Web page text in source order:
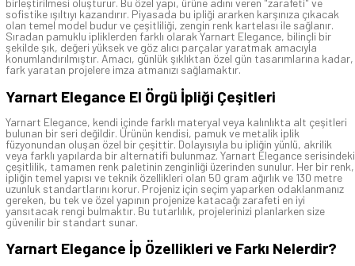
birleştirilmesi oluşturur. Bu özel yapı, ürüne adını veren "zarafeti" ve
sofistike ışıltıyı kazandırır. Piyasada bu ipliği ararken karşınıza çıkacak
olan temel model budur ve çeşitliliği, zengin renk kartelası ile sağlanır.
Sıradan pamuklu ipliklerden farklı olarak Yarnart Elegance, bilinçli bir
şekilde şık, değeri yüksek ve göz alıcı parçalar yaratmak amacıyla
konumlandırılmıştır. Amacı, günlük şıklıktan özel gün tasarımlarına kadar,
fark yaratan projelere imza atmanızı sağlamaktır.
Yarnart Elegance El Örgü İpliği Çeşitleri
Yarnart Elegance, kendi içinde farklı materyal veya kalınlıkta alt çeşitleri
bulunan bir seri değildir. Ürünün kendisi, pamuk ve metalik iplik
füzyonundan oluşan özel bir çeşittir. Dolayısıyla bu ipliğin yünlü, akrilik
veya farklı yapılarda bir alternatifi bulunmaz. Yarnart Elegance serisindeki
çeşitlilik, tamamen renk paletinin zenginliği üzerinden sunulur. Her bir renk,
ipliğin temel yapısı ve teknik özellikleri olan 50 gram ağırlık ve 130 metre
uzunluk standartlarını korur. Projeniz için seçim yaparken odaklanmanız
gereken, bu tek ve özel yapının projenize katacağı zarafeti en iyi
yansıtacak rengi bulmaktır. Bu tutarlılık, projelerinizi planlarken size
güvenilir bir standart sunar.
Yarnart Elegance İp Özellikleri ve Farkı Nelerdir?